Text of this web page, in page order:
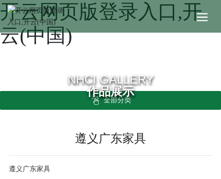
开云网页版登录入口,开
云(中国)
NHCI GALLERY
作品展示
全部分类
遵义广东家具
遵义广东家具